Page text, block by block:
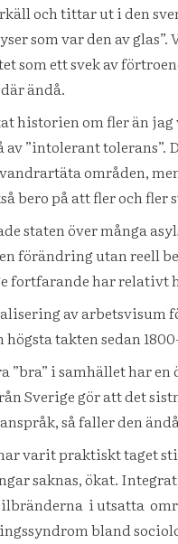
och tittar ut i den
som var den av
som ett svek av
ändå.
historien om fler än
”intolerant tolerans”.
områden,
bero på att fler och
staten över många
förändring utan reell
fortfarande har relativt
av arbetsvisum
takten sedan 1800-
”bra” i samhället har
Sverige gör att det
så faller den
varit praktiskt taget
saknas, ökat.
i utsatta
bland